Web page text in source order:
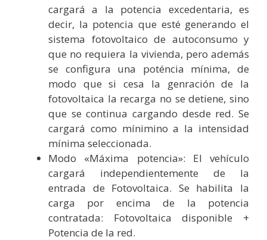
cargará a la potencia excedentaria, es
decir, la potencia que esté generando el
sistema fotovoltaico de autoconsumo y
que no requiera la vivienda, pero además
se configura una poténcia mínima, de
modo que si cesa la genración de la
fotovoltaica la recarga no se detiene, sino
que se continua cargando desde red. Se
cargará como mínimino a la intensidad
mínima seleccionada.
Modo «Máxima potencia»: El vehículo
cargará independientemente de la
entrada de Fotovoltaica. Se habilita la
carga por encima de la potencia
contratada: Fotovoltaica disponible +
Potencia de la red.